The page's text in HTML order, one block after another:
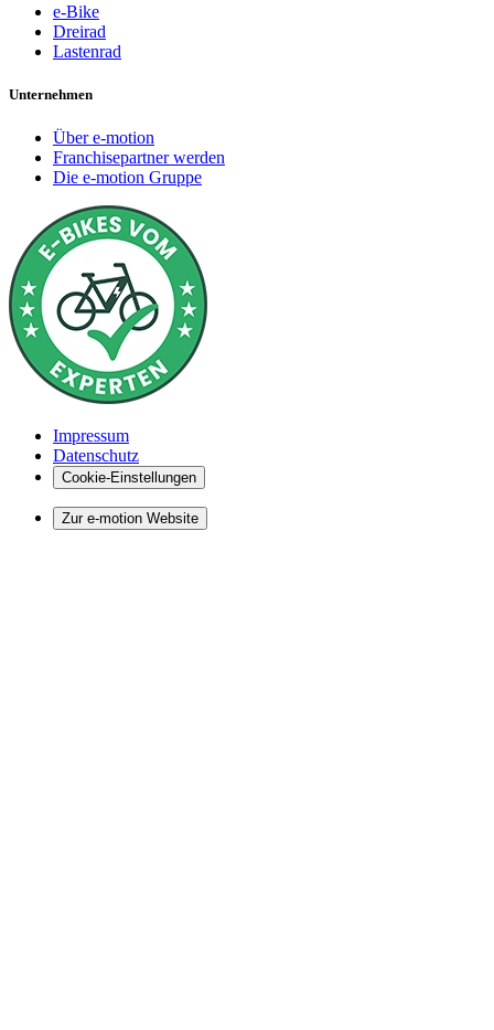
e-Bike
Dreirad
Lastenrad
Unternehmen
Über e-motion
Franchisepartner werden
Die e-motion Gruppe
Impressum
Datenschutz
Cookie-Einstellungen
Zur e-motion Website